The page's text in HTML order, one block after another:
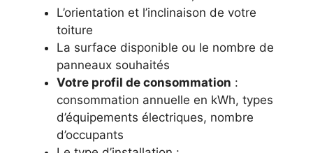
L’orientation et l’inclinaison de votre
toiture
La surface disponible ou le nombre de
panneaux souhaités
Votre profil de consommation :
consommation annuelle en kWh, types
d’équipements électriques, nombre
d’occupants